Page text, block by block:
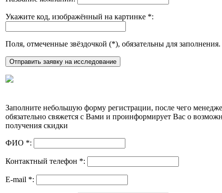
Укажите код, изображённый на картинке *:
Поля, отмеченные звёздочкой (*), обязательны для заполнения.
Заполните небольшую форму регистрации, после чего
обязательно свяжется с Вами и проинформирует Вас о
получения скидки
ФИО *:
Контактный телефон *:
E-mail *: